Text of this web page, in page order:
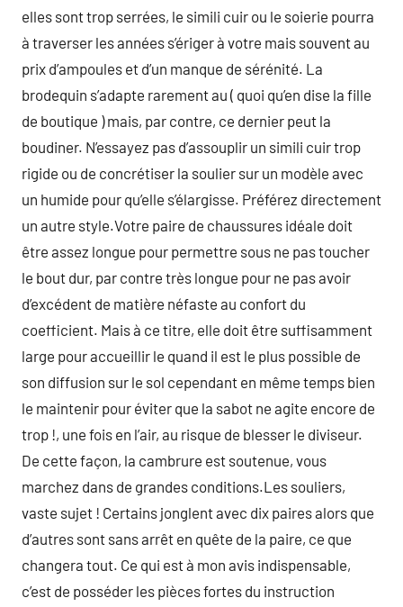
elles sont trop serrées, le simili cuir ou le soierie pourra
à traverser les années s’ériger à votre mais souvent au
prix d’ampoules et d’un manque de sérénité. La
brodequin s’adapte rarement au ( quoi qu’en dise la fille
de boutique ) mais, par contre, ce dernier peut la
boudiner. N’essayez pas d’assouplir un simili cuir trop
rigide ou de concrétiser la soulier sur un modèle avec
un humide pour qu’elle s’élargisse. Préférez directement
un autre style.Votre paire de chaussures idéale doit
être assez longue pour permettre sous ne pas toucher
le bout dur, par contre très longue pour ne pas avoir
d’excédent de matière néfaste au confort du
coefficient. Mais à ce titre, elle doit être suffisamment
large pour accueillir le quand il est le plus possible de
son diffusion sur le sol cependant en même temps bien
le maintenir pour éviter que la sabot ne agite encore de
trop !, une fois en l’air, au risque de blesser le diviseur.
De cette façon, la cambrure est soutenue, vous
marchez dans de grandes conditions.Les souliers,
vaste sujet ! Certains jonglent avec dix paires alors que
d’autres sont sans arrêt en quête de la paire, ce que
changera tout. Ce qui est à mon avis indispensable,
c’est de posséder les pièces fortes du instruction